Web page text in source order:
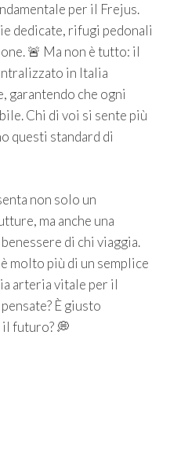
per il Frejus.
dedicate, rifugi pedonali
🚨 Ma non è tutto: il
in Italia
garantendo che ogni
Chi di voi si sente più
questi standard di
non solo un
ma anche una
di chi viaggia.
molto più di un semplice
arteria vitale per il
È giusto
futuro? 💭